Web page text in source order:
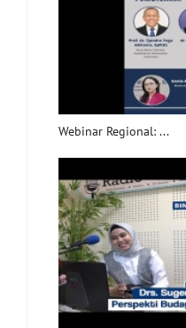
Webinar Regional: ...